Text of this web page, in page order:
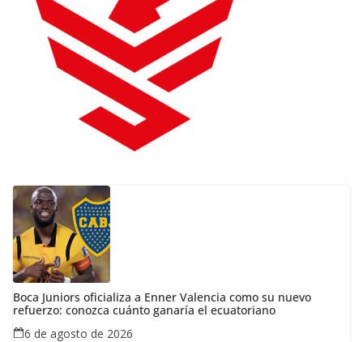
Boca Juniors oficializa a Enner Valencia como su nuevo
refuerzo: conozca cuánto ganaría el ecuatoriano
6 de agosto de 2026